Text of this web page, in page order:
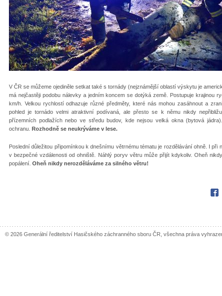
V ČR se můžeme ojediněle setkat také s tornády (nejznámější oblastí výskytu je
má nejčastěji podobu nálevky a jedním koncem se dotýká země. Postupuje krajinou
km/h. Velkou rychlostí odhazuje různé předměty, které nás mohou zasáhnout a
pohled je tornádo velmi atraktivní podívaná, ale přesto se k němu nikdy
přízemních podlažích nebo ve středu budov, kde nejsou velká okna (bytová
ochranu. Rozhodně se neukrýváme v lese.
Poslední důležitou připomínkou k dnešnímu větrnému tématu je rozdělávání ohně. I
v bezpečné vzdálenosti od ohniště. Náhlý poryv větru může přijít kdykoliv. Oheň
popálení. Oheň nikdy nerozděláváme za silného větru!
© 2026 Generální ředitelství Hasičského záchranného sboru ČR, všechna práva